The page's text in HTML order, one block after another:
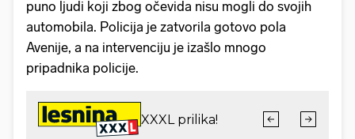
puno ljudi koji zbog očevida nisu mogli do svojih
automobila. Policija je zatvorila gotovo pola
Avenije, a na intervenciju je izašlo mnogo
pripadnika policije.